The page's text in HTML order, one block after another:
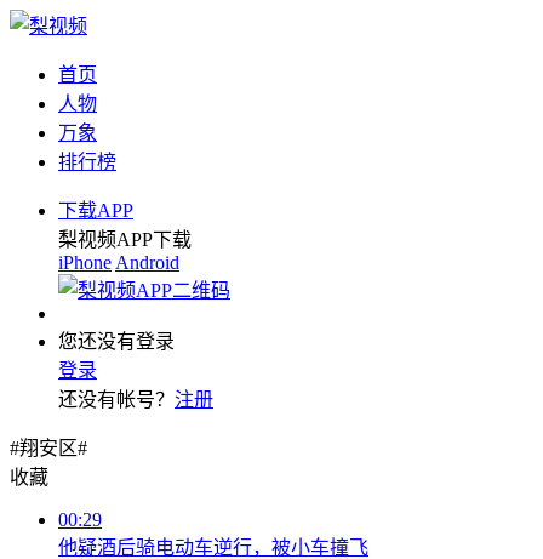
首页
人物
万象
排行榜
下载APP
梨视频APP下载
iPhone Android
您还没有登录
登录
还没有帐号？ 注册
#翔安区#
收藏
00:29
他疑酒后骑电动车逆行，被小车撞飞